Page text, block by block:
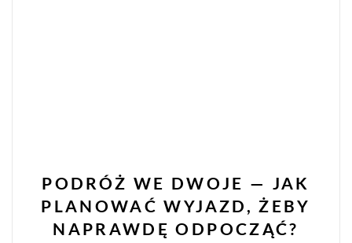
PODRÓŻ WE DWOJE — JAK
PLANOWAĆ WYJAZD, ŻEBY
NAPRAWDĘ ODPOCZĄĆ?